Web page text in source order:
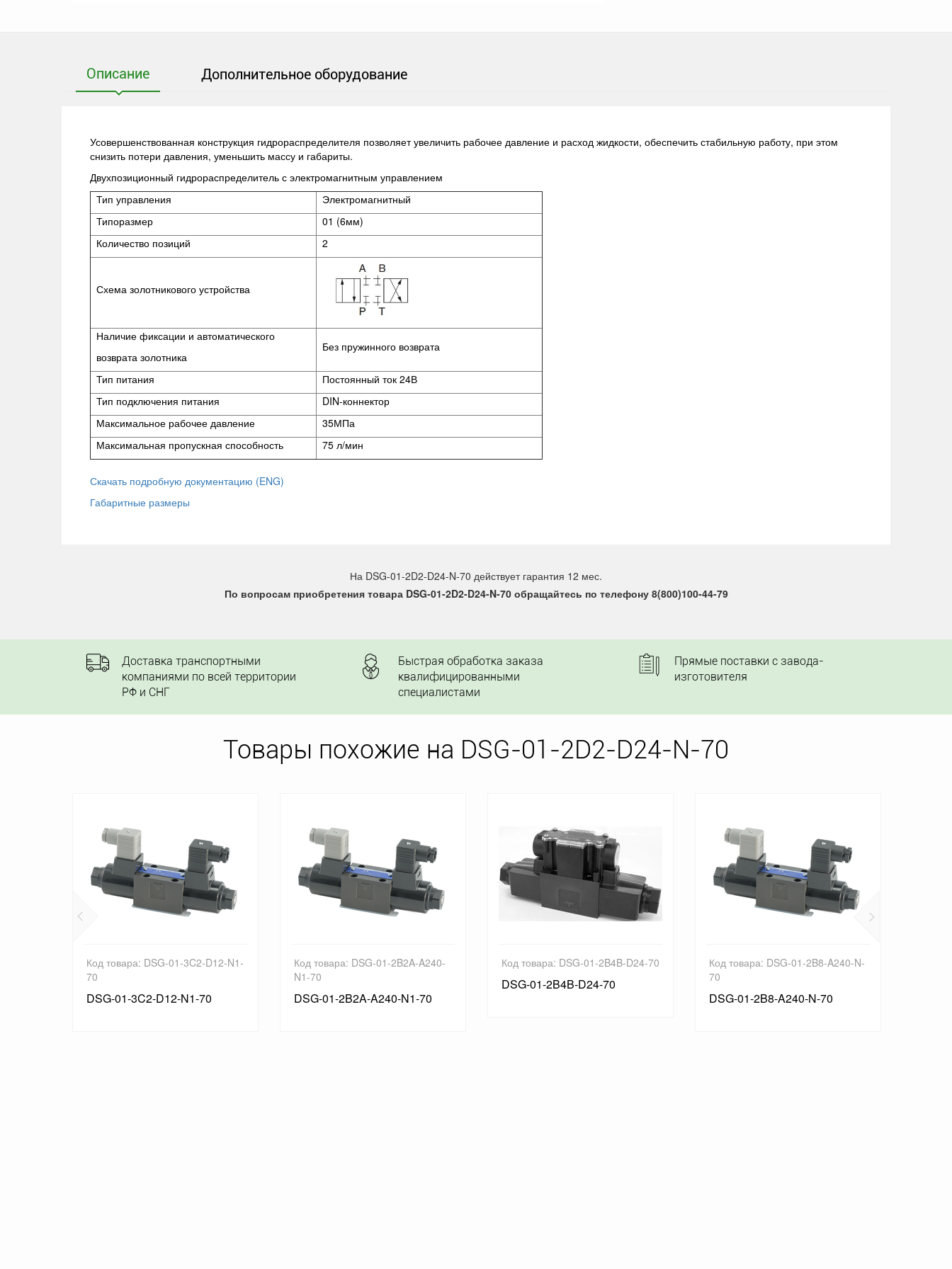
Описание Дополнительное оборудование
Усовершенствованная конструкция гидрораспределителя позволяет увеличить рабочее давление и расход жидкости, обеспечить стабильную работу, при этом
снизить потери давления, уменьшить массу и габариты.
Двухпозиционный гидрораспределитель с электромагнитным управлением
Тип управления
Электромагнитный
Типоразмер
01 (6мм)
Количество позиций
2
Схема золотникового устройства
Наличие фиксации и автоматического
возврата золотника
Без пружинного возврата
Тип питания
Постоянный ток 24В
Тип подключения питания
DIN-коннектор
Максимальное рабочее давление
35МПа
Максимальная пропускная способность
75 л/мин
Скачать подробную документацию (ENG)
Габаритные размеры
На DSG-01-2D2-D24-N-70 действует гарантия 12 мес.
По вопросам приобретения товара DSG-01-2D2-D24-N-70 обращайтесь по телефону 8(800)100-44-79
Доставка транспортными
компаниями по всей территории
РФ и СНГ
Быстрая обработка заказа
квалифицированными
специалистами
Прямые поставки с завода-
изготовителя
Товары похожие на DSG-01-2D2-D24-N-70
Код товара: DSG-01-3C2-D12-N1-
70
DSG-01-3C2-D12-N1-70
Код товара: DSG-01-2B2A-A240-
N1-70
DSG-01-2B2A-A240-N1-70
Код товара: DSG-01-2B4B-D24-70
DSG-01-2B4B-D24-70
Код товара: DSG-01-2B8-A240-N-
70
DSG-01-2B8-A240-N-70